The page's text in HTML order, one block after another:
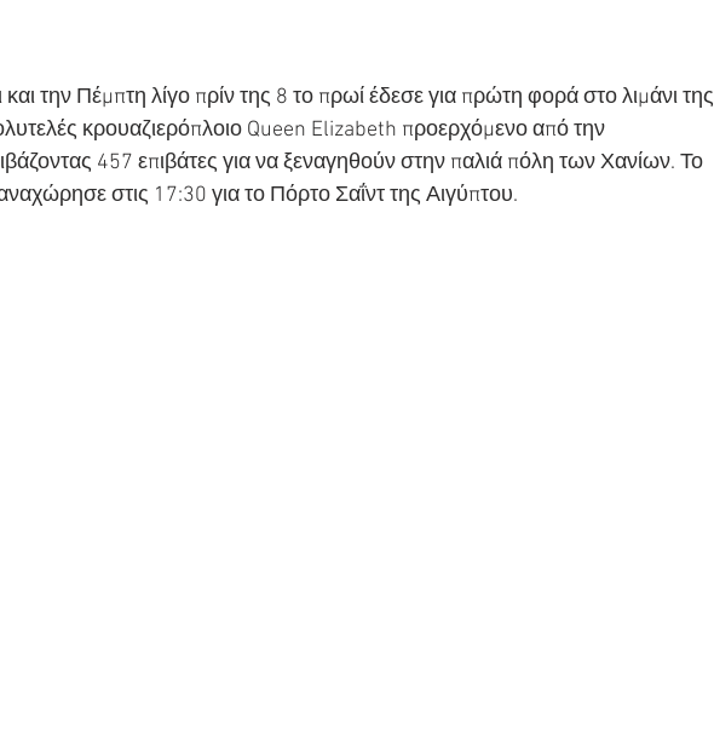
την Πέμπτη λίγο πρίν της 8 το πρωί έδεσε για πρώτη φορά στο λιμάνι της
κρουαζιερόπλοιο Queen Elizabeth προερχόμενο από την
457 επιβάτες για να ξεναγηθούν στην παλιά πόλη των Χανίων. Το
στις 17:30 για το Πόρτο Σαΐντ της Αιγύπτου.